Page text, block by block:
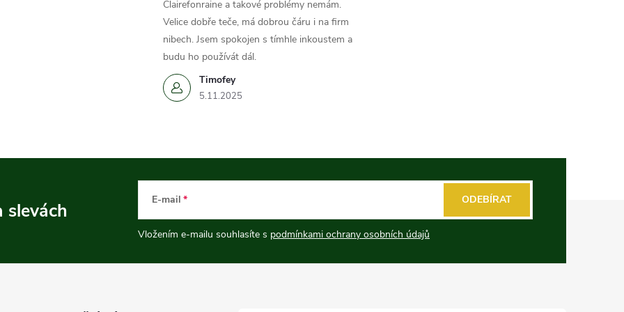
Timofey
5.11.2025
Clairefonraine a takové problémy nemám.
Velice dobře teče, má dobrou čáru i na firm
nibech. Jsem spokojen s tímhle inkoustem a
budu ho používát dál.
slevách E-mail
Vložením e-mailu souhlasíte s podmínkami ochrany osobních údajů
ODEBÍRAT